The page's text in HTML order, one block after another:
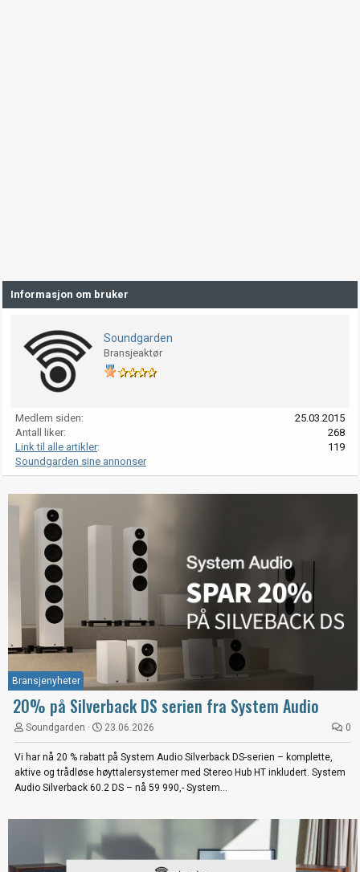
Informasjon om bruker
Soundgarden
Bransjeaktør
Medlem siden
25.03.2015
Antall liker
268
Link til alle artikler
119
Soundgarden sine annonser
Bransjenyheter
20% på Silverback DS serien fra System Audio
Soundgarden 23.06.2026 0
Vi har nå 20 % rabatt på System Audio Silverback DS-serien – komplette,
aktive og trådløse høyttalersystemer med Stereo Hub HT inkludert. System
Audio Silverback 60.2 DS – nå 59 990,- System...